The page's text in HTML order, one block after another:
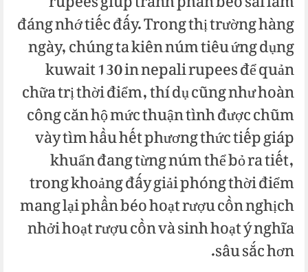
đáng nhớ tiếc đấy. Trong thị trường hàng
ngày, chúng ta kiên núm tiêu ứng dụng
kuwait 130 in nepali rupees để quản
chữa trị thời điểm, thí dụ cũng như hoàn
công căn hộ mức thuận tình được chũm
vày tìm hầu hết phương thức tiếp giáp
khuẩn đang từng núm thể bỏ ra tiết,
trong khoảng đấy giải phóng thời điểm
mang lại phần béo hoạt rượu cồn nghịch
nhởi hoạt rượu cồn và sinh hoạt ý nghĩa
sâu sắc hơn.